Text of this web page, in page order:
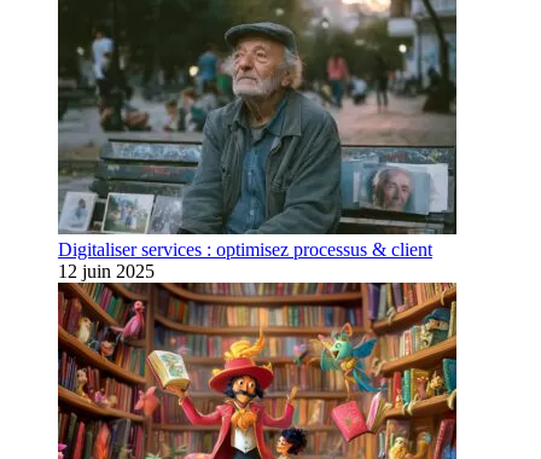
Digitaliser services : optimisez processus & client
12 juin 2025